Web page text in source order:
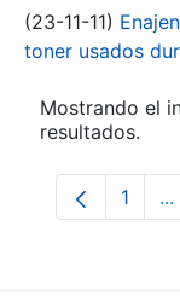
(23-11-11)
toner usados
Mostrando el
resultados.
Página
1 ...